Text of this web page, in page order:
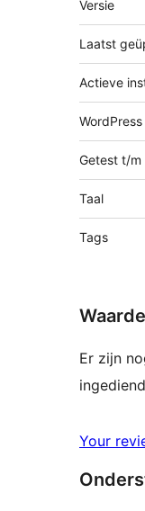
Versie
Laatst
Actieve
Getest t/m
Taal
Tags
Er zijn
Your